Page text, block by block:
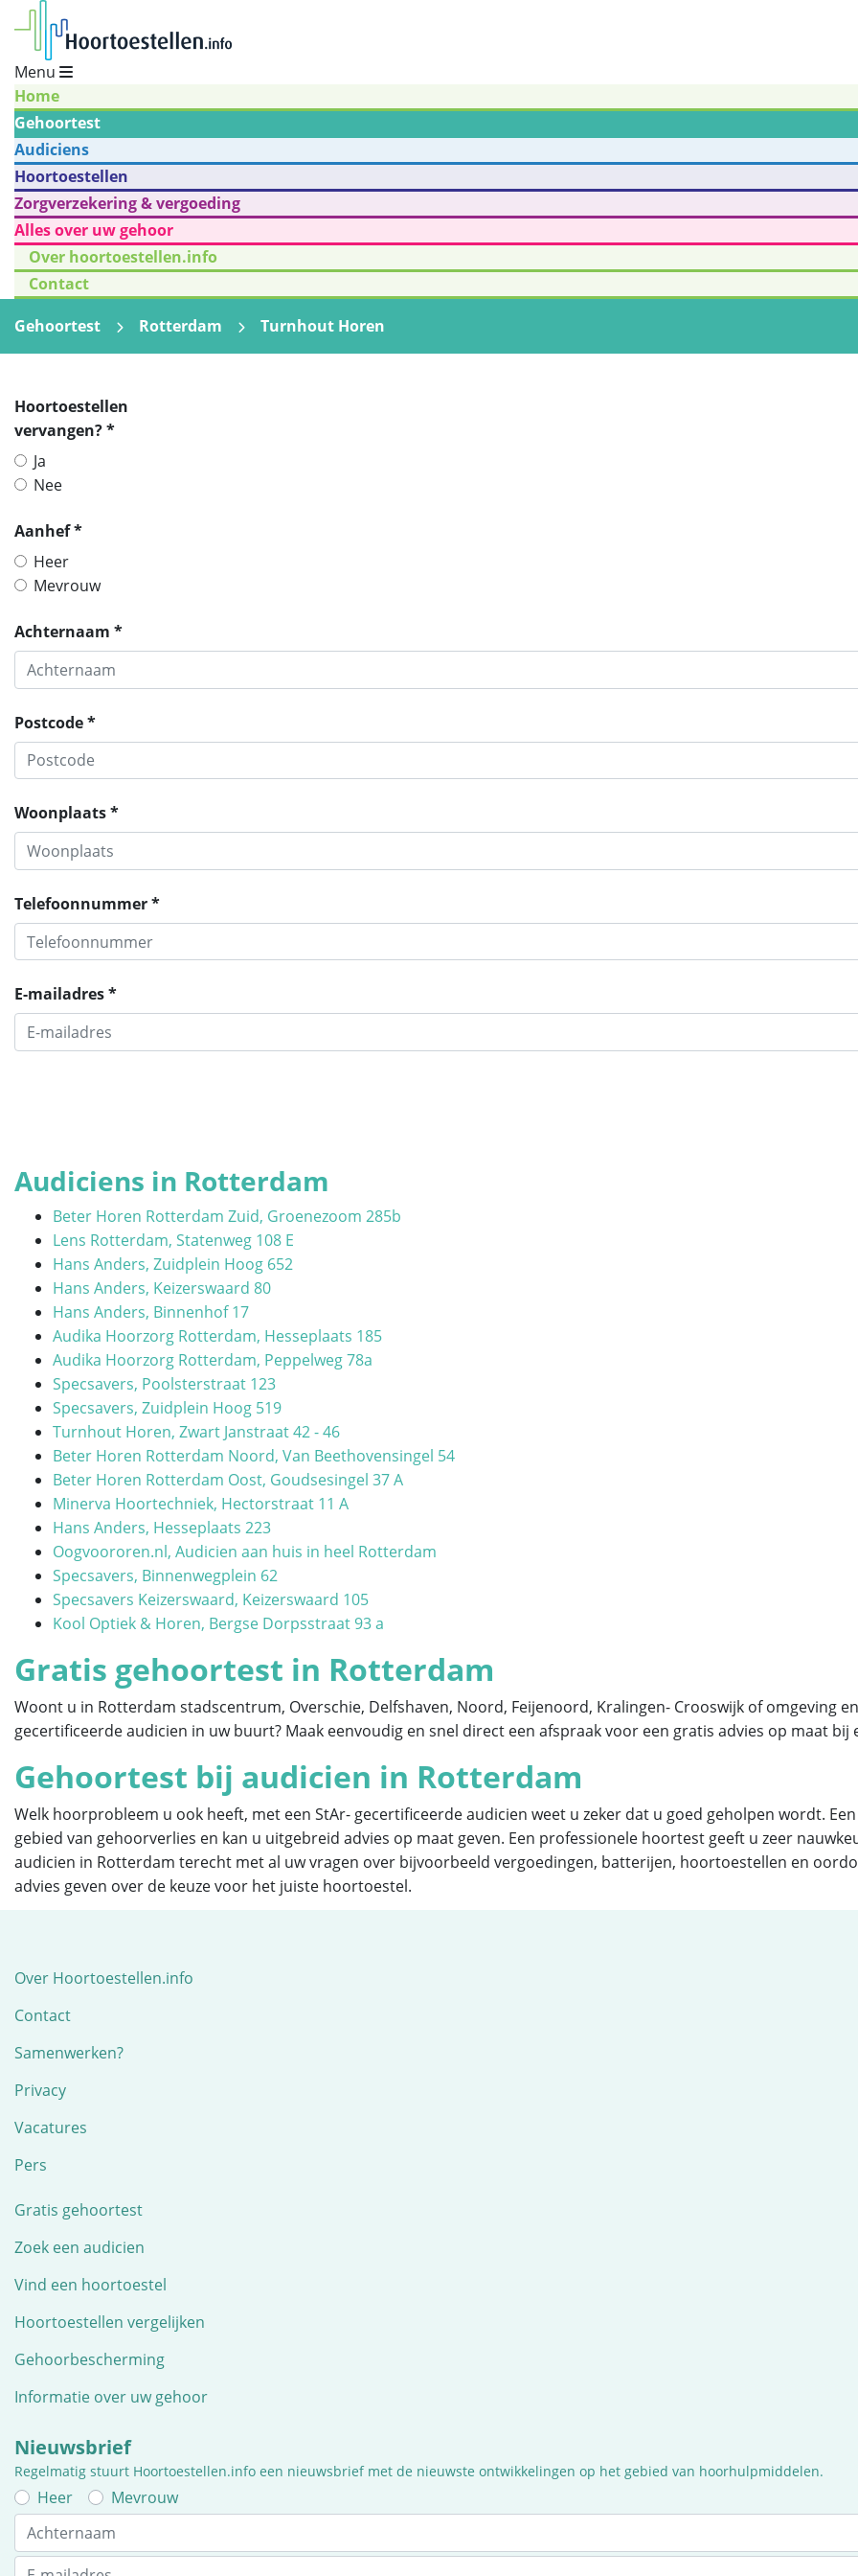
Menu
Home
Gehoortest
Audiciens
Hoortoestellen
Zorgverzekering & vergoeding
Alles over uw gehoor
Over hoortoestellen.info
Contact
Gehoortest
Rotterdam Turnhout Horen
Hoortoestellen
vervangen? *
Ja
Nee
Aanhef *
Heer
Mevrouw
Achternaam *
Postcode *
Woonplaats *
Telefoonnummer *
E-mailadres *
Audiciens in Rotterdam
Beter Horen Rotterdam Zuid, Groenezoom 285b
Lens Rotterdam, Statenweg 108 E
Hans Anders, Zuidplein Hoog 652
Hans Anders, Keizerswaard 80
Hans Anders, Binnenhof 17
Audika Hoorzorg Rotterdam, Hesseplaats 185
Audika Hoorzorg Rotterdam, Peppelweg 78a
Specsavers, Poolsterstraat 123
Specsavers, Zuidplein Hoog 519
Turnhout Horen, Zwart Janstraat 42 - 46
Beter Horen Rotterdam Noord, Van Beethovensingel 54
Beter Horen Rotterdam Oost, Goudsesingel 37 A
Minerva Hoortechniek, Hectorstraat 11 A
Hans Anders, Hesseplaats 223
Oogvoororen.nl, Audicien aan huis in heel Rotterdam
Specsavers, Binnenwegplein 62
Specsavers Keizerswaard, Keizerswaard 105
Kool Optiek & Horen, Bergse Dorpsstraat 93 a
Gratis gehoortest in Rotterdam
Woont u in Rotterdam stadscentrum, Overschie, Delfshaven, Noord, Feijenoord, Kralingen- Crooswijk of omgeving
gecertificeerde audicien in uw buurt? Maak eenvoudig en snel direct een afspraak voor een gratis advies op maat
Gehoortest bij audicien in Rotterdam
Welk hoorprobleem u ook heeft, met een StAr- gecertificeerde audicien weet u zeker dat u goed geholpen wordt.
gebied van gehoorverlies en kan u uitgebreid advies op maat geven. Een professionele hoortest geeft u zeer
audicien in Rotterdam terecht met al uw vragen over bijvoorbeeld vergoedingen, batterijen, hoortoestellen en
advies geven over de keuze voor het juiste hoortoestel.
Over Hoortoestellen.info
Contact
Samenwerken?
Privacy
Vacatures
Pers
Gratis gehoortest
Zoek een audicien
Vind een hoortoestel
Hoortoestellen vergelijken
Gehoorbescherming
Informatie over uw gehoor
Nieuwsbrief
Regelmatig stuurt Hoortoestellen.info een nieuwsbrief met de nieuwste ontwikkelingen op het gebied van hoorhulpmiddelen.
Heer Mevrouw